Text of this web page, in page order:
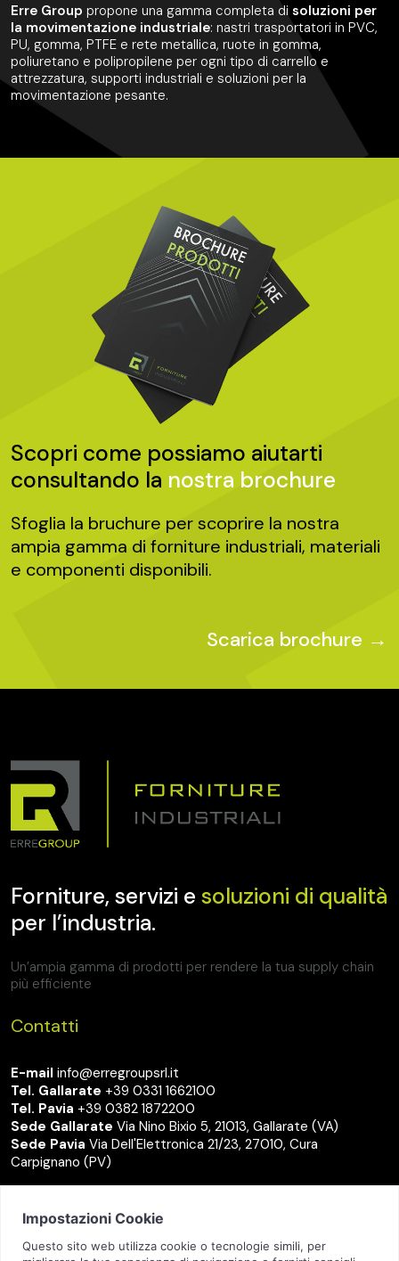
Erre Group propone una gamma completa di soluzioni per
la movimentazione industriale: nastri trasportatori in PVC,
PU, gomma, PTFE e rete metallica, ruote in gomma,
poliuretano e polipropilene per ogni tipo di carrello e
attrezzatura, supporti industriali e soluzioni per la
movimentazione pesante.
Scopri come possiamo aiutarti
consultando la nostra brochure
Sfoglia la bruchure per scoprire la nostra
ampia gamma di forniture industriali, materiali
e componenti disponibili.
Scarica brochure →
Forniture, servizi e soluzioni di qualità
per l’industria.
Un’ampia gamma di prodotti per rendere la tua supply chain
più efficiente
Contatti
E-mail info@erregroupsrl.it
Tel. Gallarate +39 0331 1662100
Tel. Pavia +39 0382 1872200
Sede Gallarate Via Nino Bixio 5, 21013, Gallarate (VA)
Sede Pavia Via Dell'Elettronica 21/23, 27010, Cura
Carpignano (PV)